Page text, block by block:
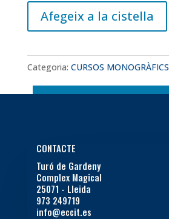
quantitat
D'ACTORS
Afegeix a la cistella
Categoria: CURSOS MONOGRÀFICS
CONTACTE
Turó de Gardeny
Complex Magical
25071 - Lleida
973 249719
info@eccit.es